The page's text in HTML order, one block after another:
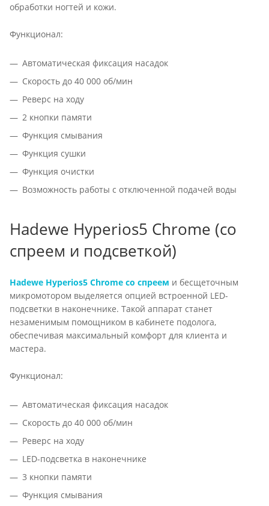
обработки ногтей и кожи.
Функционал:
Автоматическая фиксация насадок
Скорость до 40 000 об/мин
Реверс на ходу
2 кнопки памяти
Функция смывания
Функция сушки
Функция очистки
Возможность работы с отключенной подачей воды
Hadewe Hyperios5 Chrome (со
спреем и подсветкой)
Hadewe Hyperios5 Chrome со спреем и бесщеточным
микромотором выделяется опцией встроенной LED-
подсветки в наконечнике. Такой аппарат станет
незаменимым помощником в кабинете подолога,
обеспечивая максимальный комфорт для клиента и
мастера.
Функционал:
Автоматическая фиксация насадок
Скорость до 40 000 об/мин
Реверс на ходу
LED-подсветка в наконечнике
3 кнопки памяти
Функция смывания